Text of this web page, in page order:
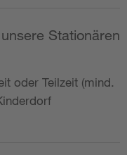
Stationären
oder Teilzeit (mind.